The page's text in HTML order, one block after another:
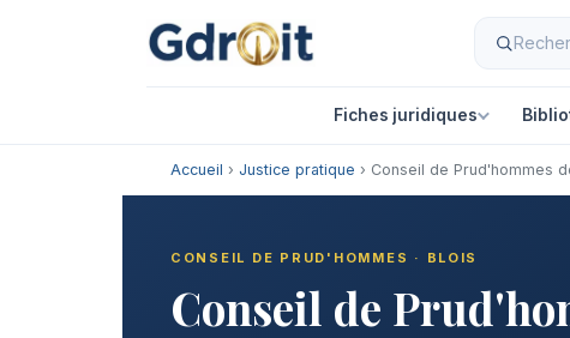
Fiches juridiques
Accueil › Justice pratique › Conseil de Prud'hommes
CONSEIL DE PRUD'HOMMES · BLOIS
Conseil de